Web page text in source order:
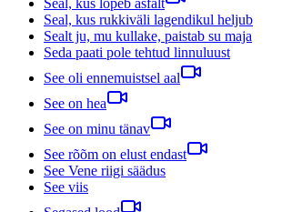
Seal, kus rukkiväli lagendikul heljub
Sealt ju, mu kullake, paistab su maja
Seda paati pole tehtud linnuluust
See oli ennemuistsel aal
See on hea
See on minu tänav
See rõõm on elust endast
See Vene riigi säädus
See viis